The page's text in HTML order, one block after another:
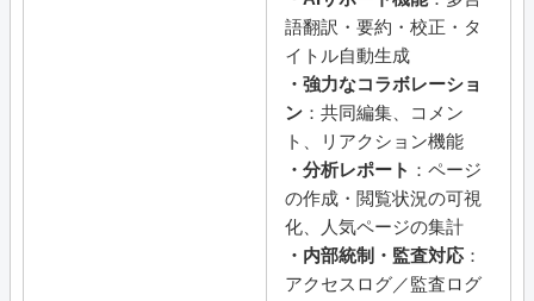
語翻訳・要約・校正・タ
イトル自動生成
・強力なコラボレーショ
ン ：共同編集、コメン
ト、リアクション機能
・分析レポート ：ページ
の作成・閲覧状況の可視
化、人気ページの集計
・内部統制・監査対応 ：
アクセスログ／監査ログ